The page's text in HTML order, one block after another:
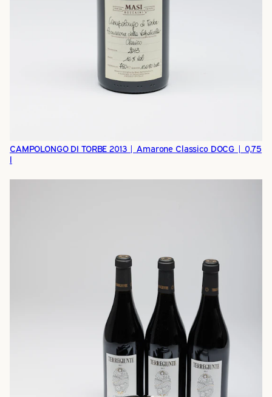
CAMPOLONGO DI TORBE 2013 | Amarone Classico DOCG | 0,75
l